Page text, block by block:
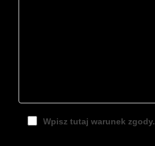
Wpisz tutaj warunek zgody.